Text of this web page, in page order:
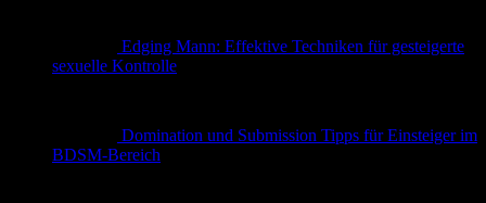
Edging Mann: Effektive Techniken für gesteigerte
sexuelle Kontrolle
Domination und Submission Tipps für Einsteiger im
BDSM-Bereich